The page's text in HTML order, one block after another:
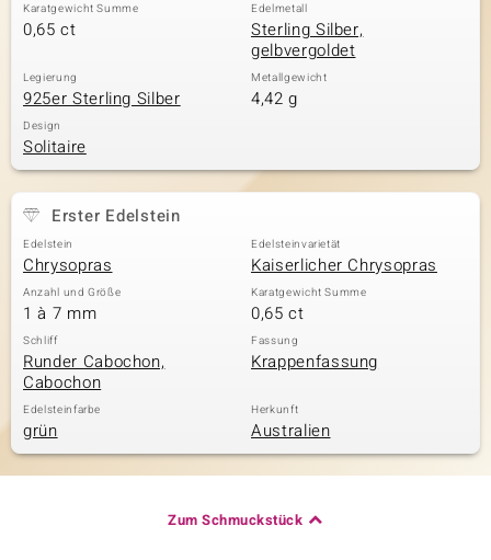
Classics
Karatgewicht Summe
0,65 ct
Edelmetall
Sterling Silber,
gelbvergoldet
Legierung
925er Sterling Silber
Metallgewicht
4,42 g
Design
Solitaire
Erster Edelstein
Edelstein
Chrysopras
Edelsteinvarietät
Kaiserlicher Chrysopras
Anzahl und Größe
1 à 7 mm
Karatgewicht Summe
0,65 ct
Schliff
Runder Cabochon,
Cabochon
Fassung
Krappenfassung
Edelsteinfarbe
grün
Herkunft
Australien
Zum Schmuckstück